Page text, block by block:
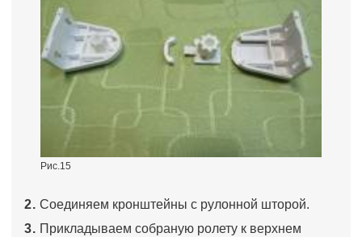
Рис.15
2. Соединяем кронштейны с рулонной шторой.
3. Прикладываем собраную ролету к верхнем